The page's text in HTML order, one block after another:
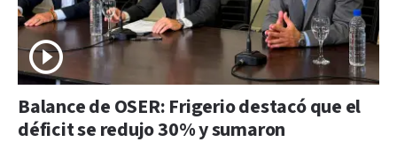
Balance de OSER: Frigerio destacó que el
déficit se redujo 30% y sumaron